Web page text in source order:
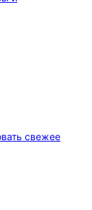
свежее